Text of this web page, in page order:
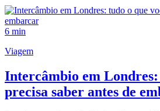
6 min
Viagem
Intercâmbio em Londres:
precisa saber antes de